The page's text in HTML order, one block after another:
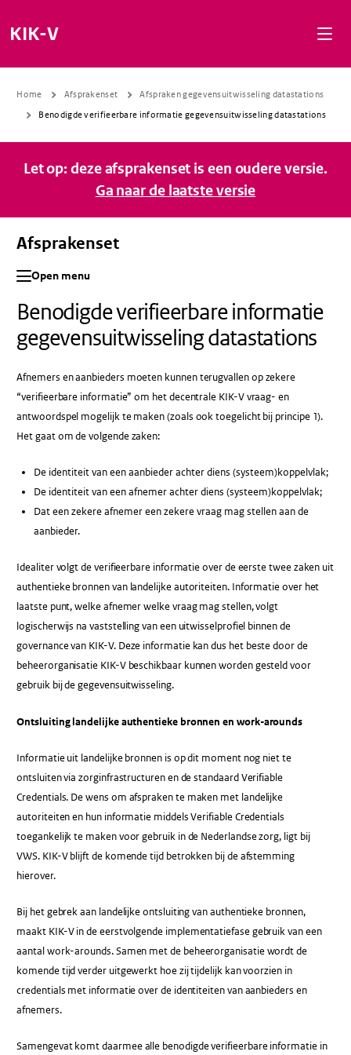
KIK-V
Home Afsprakenset
Afspraken gegevensuitwisseling datastations
Benodigde verifieerbare informatie gegevensuitwisseling datastations
Let op: deze afsprakenset is een oudere versie.
Ga naar de laatste versie
Afsprakenset
Open menu
Benodigde verifieerbare informatie
gegevensuitwisseling datastations
Afnemers en aanbieders moeten kunnen terugvallen op zekere
“verifieerbare informatie” om het decentrale KIK-V vraag- en
antwoordspel mogelijk te maken (zoals ook toegelicht bij principe 1).
Het gaat om de volgende zaken:
De identiteit van een aanbieder achter diens (systeem)koppelvlak;
De identiteit van een afnemer achter diens (systeem)koppelvlak;
Dat een zekere afnemer een zekere vraag mag stellen aan de
aanbieder.
Idealiter volgt de verifieerbare informatie over de eerste twee zaken uit
authentieke bronnen van landelijke autoriteiten. Informatie over het
laatste punt, welke afnemer welke vraag mag stellen, volgt
logischerwijs na vaststelling van een uitwisselprofiel binnen de
governance van KIK-V. Deze informatie kan dus het beste door de
beheerorganisatie KIK-V beschikbaar kunnen worden gesteld voor
gebruik bij de gegevensuitwisseling.
Ontsluiting landelijke authentieke bronnen en work-arounds
Informatie uit landelijke bronnen is op dit moment nog niet te
ontsluiten via zorginfrastructuren en de standaard Verifiable
Credentials. De wens om afspraken te maken met landelijke
autoriteiten en hun informatie middels Verifiable Credentials
toegankelijk te maken voor gebruik in de Nederlandse zorg, ligt bij
VWS. KIK-V blijft de komende tijd betrokken bij de afstemming
hierover.
Bij het gebrek aan landelijke ontsluiting van authentieke bronnen,
maakt KIK-V in de eerstvolgende implementatiefase gebruik van een
aantal work-arounds. Samen met de beheerorganisatie wordt de
komende tijd verder uitgewerkt hoe zij tijdelijk kan voorzien in
credentials met informatie over de identiteiten van aanbieders en
afnemers.
Samengevat komt daarmee alle benodigde verifieerbare informatie in